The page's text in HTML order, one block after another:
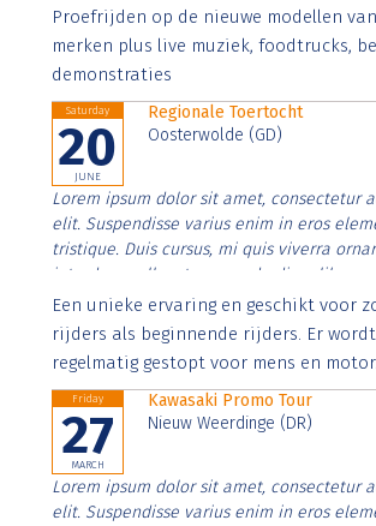
Aenean faucibus nibh et justo cursus id
imperdiet. Nunc ut sem vitae risus tristique
Proefrijden op de nieuwe modellen
merken plus live muziek, foodtrucks,
demonstraties
Saturday
20
JUNE
Regionale Toertocht
Oosterwolde (GD)
Lorem ipsum dolor sit amet, consectetur
elit. Suspendisse varius enim in eros
tristique. Duis cursus, mi quis viverra
interdum nulla, ut commodo diam libero
Aenean faucibus nibh et justo cursus id
imperdiet. Nunc ut sem vitae risus tristique
Een unieke ervaring en geschikt voor
rijders als beginnende rijders. Er
regelmatig gestopt voor mens en motor.
Friday
27
MARCH
Kawasaki Promo Tour
Nieuw Weerdinge (DR)
Lorem ipsum dolor sit amet, consectetur
elit. Suspendisse varius enim in eros